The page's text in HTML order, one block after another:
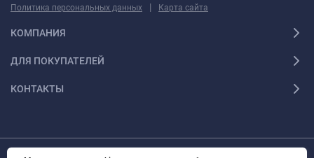
Политика персональных данных | Карта сайта
КОМПАНИЯ
ДЛЯ ПОКУПАТЕЛЕЙ
КОНТАКТЫ